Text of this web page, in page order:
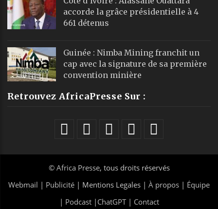
accorde la grâce présidentielle à 4
661 détenus
Guinée : Nimba Mining franchit un
cap avec la signature de sa première
convention minière
Retrouvez AfricaPresse Sur :
© Africa Presse, tous droits réservés
Webmail | Publicité | Mentions Legales | À propos | Équipe
| Podcast| ChatGPT| Contact